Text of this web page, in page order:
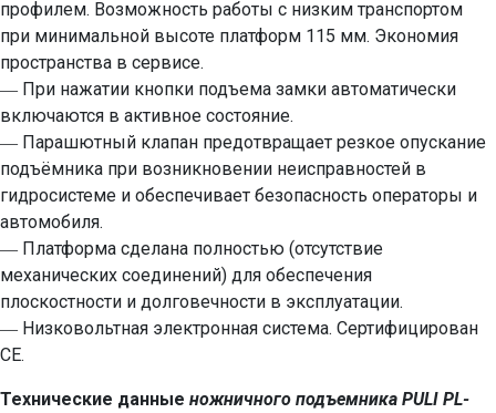
профилем. Возможность работы с низким транспортом
при минимальной высоте платформ 115 мм. Экономия
пространства в сервисе.
― При нажатии кнопки подъема замки автоматически
включаются в активное состояние.
― Парашютный клапан предотвращает резкое опускание
подъёмника при возникновении неисправностей в
гидросистеме и обеспечивает безопасность операторы и
автомобиля.
― Платформа сделана полностью (отсутствие
механических соединений) для обеспечения
плоскостности и долговечности в эксплуатации.
― Низковольтная электронная система. Сертифицирован
СЕ.
Технические данные ножничного подъемника PULI PL-